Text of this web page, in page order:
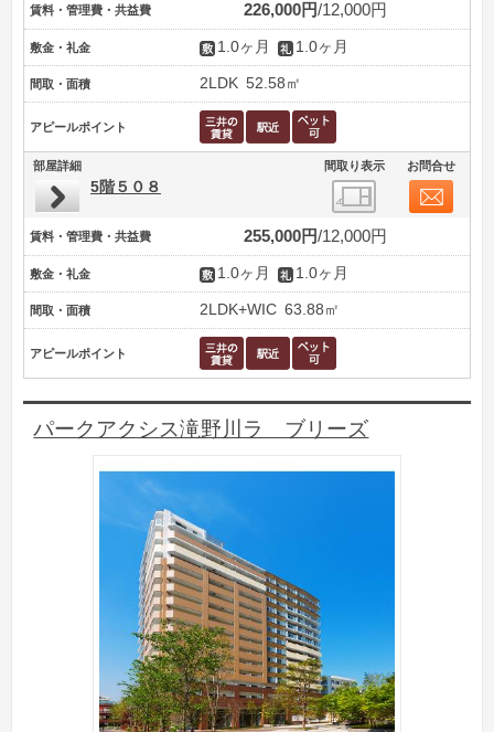
賃料・管理費・共益費 226,000円 12,000円
敷金・礼金 1.0ヶ月 1.0ヶ月
間取・面積 2LDK 52.58㎡
アピールポイント
部屋詳細 間取り表示 お問合せ
5階５０８
賃料・管理費・共益費 255,000円 12,000円
敷金・礼金 1.0ヶ月 1.0ヶ月
間取・面積 2LDK+WIC 63.88㎡
アピールポイント
パークアクシス滝野川ラ ブリーズ